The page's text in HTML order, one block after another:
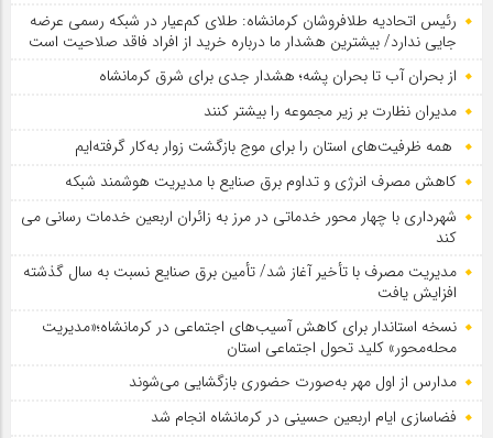
رئیس اتحادیه طلافروشان کرمانشاه: طلای کم‌عیار در شبکه رسمی عرضه
جایی ندارد/ بیشترین هشدار ما درباره خرید از افراد فاقد صلاحیت است
از بحران آب تا بحران پشه؛ هشدار جدی برای شرق کرمانشاه
مدیران نظارت بر زیر مجموعه را بیشتر کنند
همه ظرفیت‌های استان را برای موج بازگشت زوار به‌کار گرفته‌ایم
کاهش مصرف انرژی و تداوم برق صنایع با مدیریت هوشمند شبکه
شهرداری با چهار محور خدماتی در مرز به زائران اربعین خدمات رسانی می
کند
مدیریت مصرف با تأخیر آغاز شد/ تأمین برق صنایع نسبت به سال گذشته
افزایش یافت
نسخه استاندار برای کاهش آسیب‌های اجتماعی در کرمانشاه؛«مدیریت
محله‌محور» کلید تحول اجتماعی استان
مدارس از اول مهر به‌صورت حضوری بازگشایی می‌شوند
فضاسازی ایام اربعین حسینی در کرمانشاه انجام شد